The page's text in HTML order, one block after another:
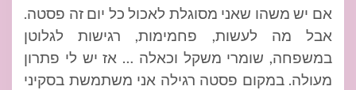
אם יש משהו שאני מסוגלת לאכול כל יום זה פסטה.
אבל מה לעשות, פחמימות, רגישות לגלוטן
במשפחה, שומרי משקל וכאלה … אז יש לי פתרון
מעולה. במקום פסטה רגילה אני משתמשת בסקיני